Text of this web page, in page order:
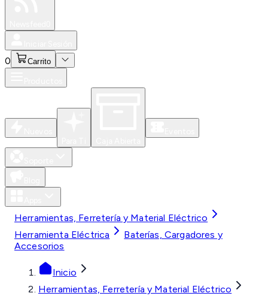
0 Carrito
Herramientas, Ferretería y Material Eléctrico
Herramienta Eléctrica
Baterías, Cargadores y
Accesorios
Inicio
Herramientas, Ferretería y Material Eléctrico